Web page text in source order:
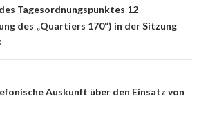
Tagesordnungspunktes 12
des „Quartiers 170“) in der Sitzung
Auskunft über den Einsatz von